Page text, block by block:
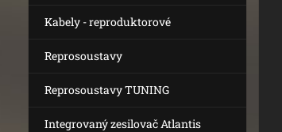
Kabely - reproduktorové
Reprosoustavy
Reprosoustavy TUNING
Integrovaný zesilovač Atlantis